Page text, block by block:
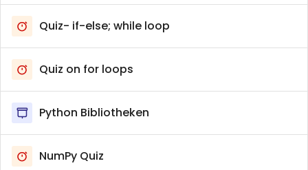
Quiz- if-else; while loop
Quiz on for loops
Python Bibliotheken
NumPy Quiz